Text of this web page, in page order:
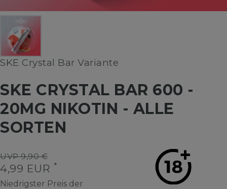
SKE Crystal Bar Variante
SKE CRYSTAL BAR 600 -
20MG NIKOTIN - ALLE
SORTEN
UVP 9,90 €
4,99 EUR *
Niedrigster Preis der